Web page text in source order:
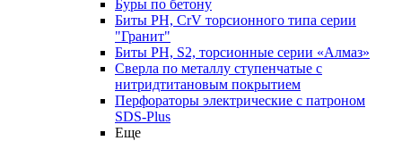
Буры по бетону
Биты PH, CrV торсионного типа серии
"Гранит"
Биты PH, S2, торсионные серии «Алмаз»
Сверла по металлу ступенчатые с
нитридтитановым покрытием
Перфораторы электрические с патроном
SDS-Plus
Еще